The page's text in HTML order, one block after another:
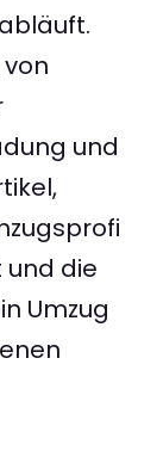
und
und die
Umzug